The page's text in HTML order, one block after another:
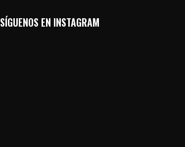
SÍGUENOS EN INSTAGRAM